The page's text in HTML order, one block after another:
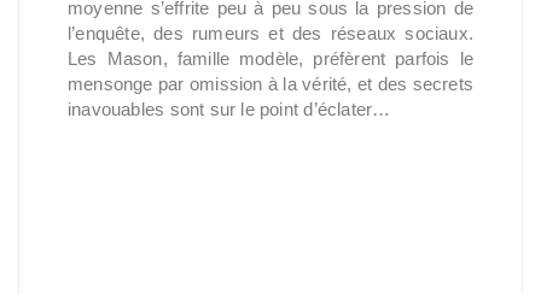
moyenne s’effrite peu à peu sous la pression de
l’enquête, des rumeurs et des réseaux sociaux.
Les Mason, famille modèle, préfèrent parfois le
mensonge par omission à la vérité, et des secrets
inavouables sont sur le point d’éclater…